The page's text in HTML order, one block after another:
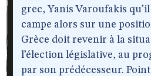
grec, Yanis Varoufakis
campe alors sur une
Grèce doit revenir à la
l’élection législative, au
par son prédécesseur.